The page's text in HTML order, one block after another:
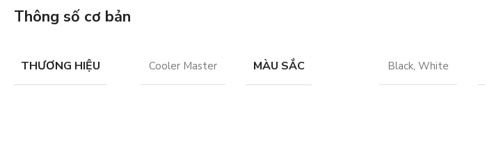
Thông số cơ bản
THƯƠNG HIỆU Cooler Master MÀU SẮC Black, White